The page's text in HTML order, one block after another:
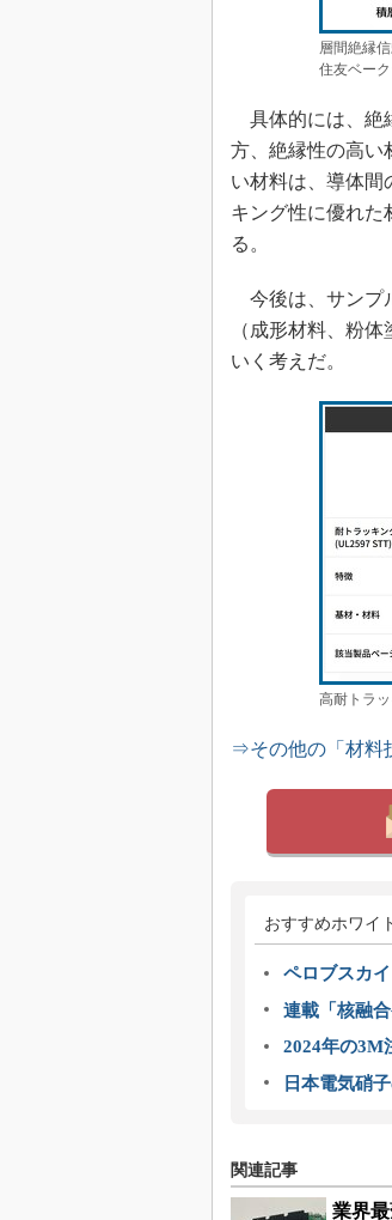
層間絶縁
住友ベーク
具体的には、絶
方、絶縁性の高い
い材料は、導体間
キング性に優れた
る。
今後は、サンプ
（成形材料、粉
いく考えだ。
高耐トラ
⇒その他の「材料
おすすめホワイ
ペロブスカ
連載「核融
2024年の3M
日本電気硝
関連記事
業界